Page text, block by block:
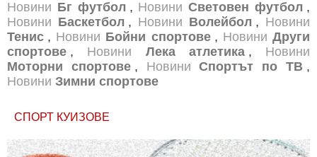
Новини Бг футбол , Новини Световен футбол ,
Новини Баскетбол , Новини Волейбол , Новини
Тенис , Новини Бойни спортове , Новини Други
спортове , Новини Лека атлетика , Новини
Моторни спортове , Новини Спортът по ТВ ,
Новини Зимни спортове
СПОРТ КУИЗОВЕ